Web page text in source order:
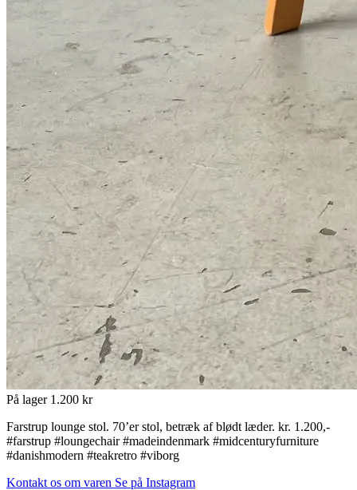
På lager 1.200 kr
Farstrup lounge stol. 70’er stol, betræk af blødt læder. kr. 1.200,-
#farstrup #loungechair #madeindenmark #midcenturyfurniture
#danishmodern #teakretro #viborg
Kontakt os om varen Se på Instagram